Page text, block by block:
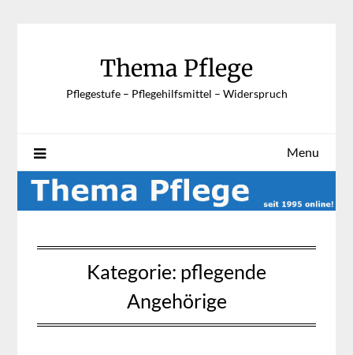
Thema Pflege
Pflegestufe – Pflegehilfsmittel – Widerspruch
Menu
Kategorie: pflegende
Angehörige